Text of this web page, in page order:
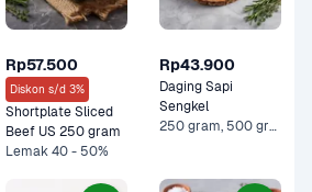
Rp57.500
Diskon s/d 3%
Shortplate Sliced
Beef US 250 gram
Lemak 40 - 50%
Rp43.900
Daging Sapi
Sengkel
250 gram, 500 gram